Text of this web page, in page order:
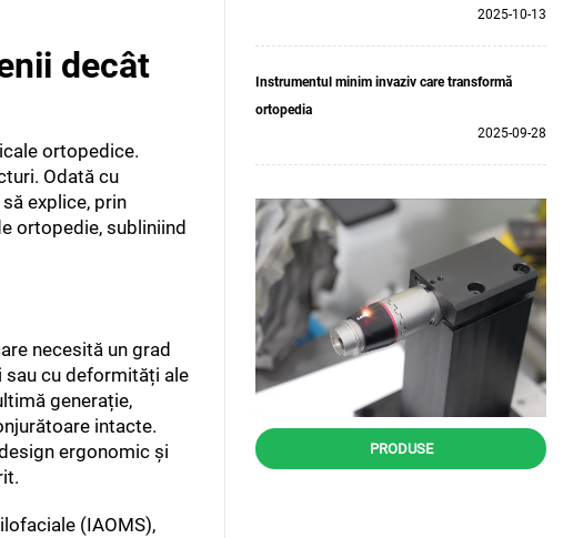
decât
ortopedice.
Odată cu
explice, prin
ortopedie, subliniind
necesită un grad
sau cu deformități ale
generație,
intacte.
ergonomic și
(IAOMS),
2025-10-13
Instrumentul minim invaziv care transformă
ortopedia
2025-09-28
PRODUSE